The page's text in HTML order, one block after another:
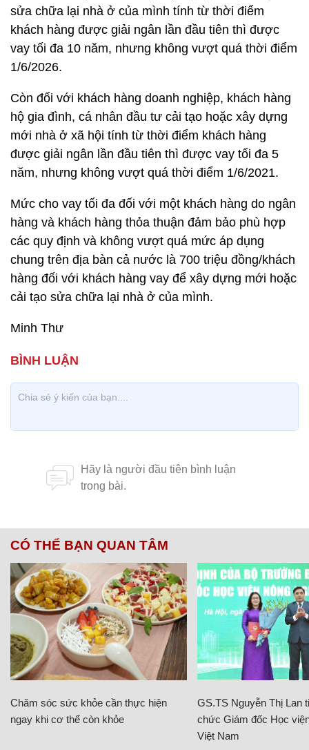
sửa chữa lại nhà ở của mình tính từ thời điểm
khách hàng được giải ngân lần đầu tiên thì được
vay tối đa 10 năm, nhưng không vượt quá thời điểm
1/6/2026.
Còn đối với khách hàng doanh nghiệp, khách hàng
hộ gia đình, cá nhân đầu tư cải tạo hoặc xây dựng
mới nhà ở xã hội tính từ thời điểm khách hàng
được giải ngân lần đầu tiên thì được vay tối đa 5
năm, nhưng không vượt quá thời điểm 1/6/2021.
Mức cho vay tối đa đối với một khách hàng do ngân
hàng và khách hàng thỏa thuận đảm bảo phù hợp
các quy định và không vượt quá mức áp dụng
chung trên địa bàn cả nước là 700 triệu đồng/khách
hàng đối với khách hàng vay để xây dựng mới hoặc
cải tạo sửa chữa lại nhà ở của mình.
Minh Thư
CÓ THỂ BẠN QUAN TÂM
Chăm sóc sức khỏe cần thực hiện
ngay khi cơ thể còn khỏe
GS.TS Nguyễn Thị Lan
chức Giám đốc Học
Việt Nam